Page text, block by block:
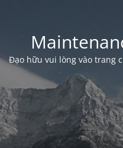
Đạo hữu vui lòng vào trang